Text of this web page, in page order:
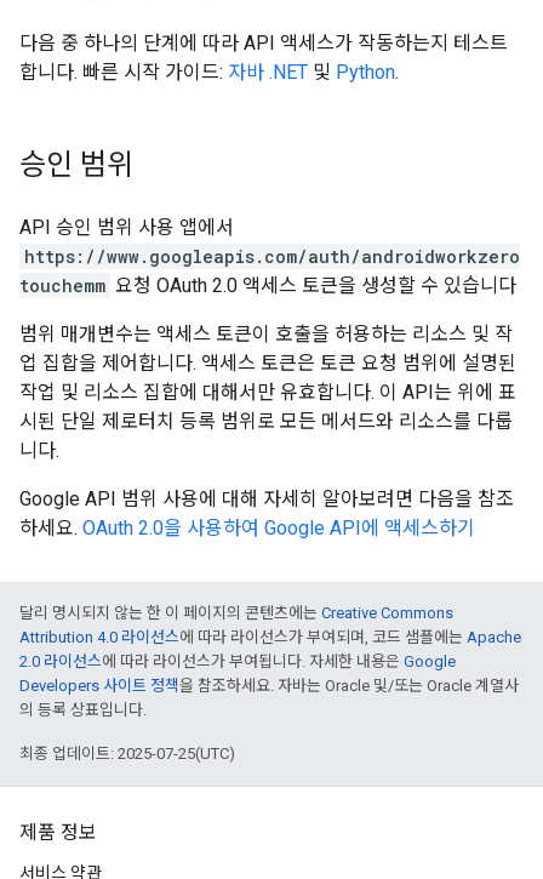
다음 중 하나의 단계에 따라 API 액세스가 작동하는지 테스트
합니다. 빠른 시작 가이드: 자바 .NET 및 Python.
승인 범위
API 승인 범위 사용 앱에서
https://www.googleapis.com/auth/androidworkzero
touchemm 요청 OAuth 2.0 액세스 토큰을 생성할 수 있습니다
범위 매개변수는 액세스 토큰이 호출을 허용하는 리소스 및 작
업 집합을 제어합니다. 액세스 토큰은 토큰 요청 범위에 설명된
작업 및 리소스 집합에 대해서만 유효합니다. 이 API는 위에 표
시된 단일 제로터치 등록 범위로 모든 메서드와 리소스를 다룹
니다.
Google API 범위 사용에 대해 자세히 알아보려면 다음을 참조
하세요. OAuth 2.0을 사용하여 Google API에 액세스하기
달리 명시되지 않는 한 이 페이지의 콘텐츠에는 Creative Commons
Attribution 4.0 라이선스에 따라 라이선스가 부여되며, 코드 샘플에는 Apache
2.0 라이선스에 따라 라이선스가 부여됩니다. 자세한 내용은 Google
Developers 사이트 정책을 참조하세요. 자바는 Oracle 및/또는 Oracle 계열사
의 등록 상표입니다.
최종 업데이트: 2025-07-25(UTC)
제품 정보
서비스 약관